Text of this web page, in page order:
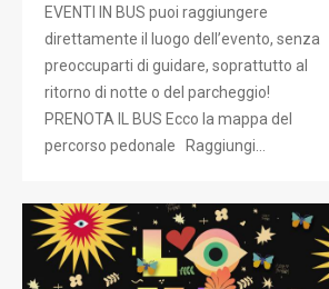
EVENTI IN BUS puoi raggiungere
direttamente il luogo dell’evento, senza
preoccuparti di guidare, soprattutto al
ritorno di notte o del parcheggio!
PRENOTA IL BUS Ecco la mappa del
percorso pedonale Raggiungi…